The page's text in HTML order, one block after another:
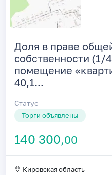
Доля в праве
собственности (1/
помещение
40,1...
Статус
Торги объявлены
140 300,00
Кировская область